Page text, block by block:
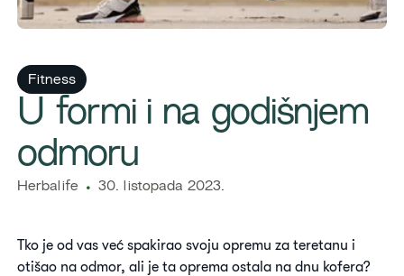
Fitness
U formi i na godišnjem
odmoru
Herbalife 30. listopada 2023.
Tko je od vas već spakirao svoju opremu za teretanu i
otišao na odmor, ali je ta oprema ostala na dnu kofera?